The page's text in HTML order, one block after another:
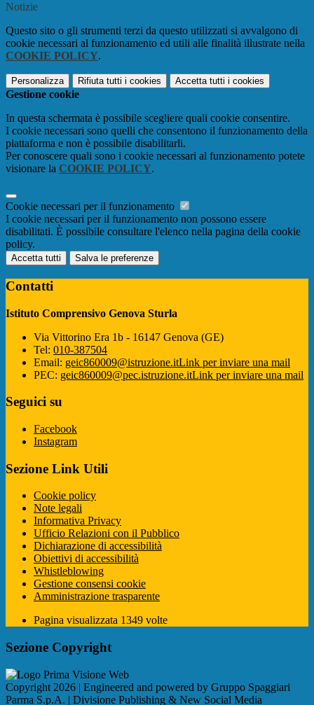
Notizie
Questo sito o gli strumenti terzi da questo utilizzati si avvalgono di
cookie necessari al funzionamento ed utili alle finalità illustrate nella
COOKIE POLICY.
Personalizza Rifiuta tutti i cookies Accetta tutti i cookies
Gestione cookie
In questa schermata è possibile scegliere quali cookie consentire.
I cookie necessari sono quelli che consentono il funzionamento della
piattaforma e non è possibile disabilitarli.
Per conoscere quali sono i cookie necessari al funzionamento potete
visionare la COOKIE POLICY.
Cookie necessari per il funzionamento
I cookie necessari per il funzionamento non possono essere
disabilitati. È possibile consultare l'elenco nella pagina della cookie
policy.
Accetta tutti Salva le preferenze
Contatti
Istituto Comprensivo Genova Sturla
Via Vittorino Era 1b - 16147 Genova (GE)
Tel: 010-387504
Email: geic860009@istruzione.itLink per inviare una mail
PEC: geic860009@pec.istruzione.itLink per inviare una mail
Seguici su
Facebook
Instagram
Sezione Link Utili
Cookie policy
Note legali
Informativa Privacy
Ufficio Relazioni con il Pubblico
Dichiarazione di accessibilità
Obiettivi di accessibilità
Whistleblowing
Gestione consensi cookie
Amministrazione trasparente
Pagina visualizzata 1349 volte
Sezione Copyright
Copyright 2026 | Engineered and powered by Gruppo Spaggiari
Parma S.p.A. | Divisione Publishing & New Social Media